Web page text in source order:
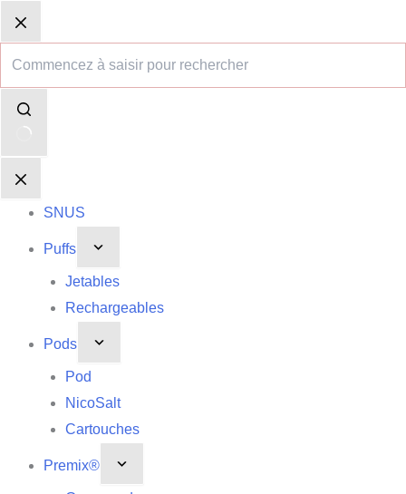
au
contenu
résultat
SNUS
Puffs
Jetables
Rechargeables
Pods
Pod
NicoSalt
Cartouches
Premix®
d’achat
d’achat